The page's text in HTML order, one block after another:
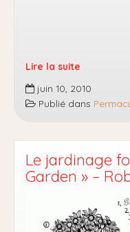
Lire la suite
de
permaculture
juin 10, 2010
Publié dans
Le jardinage
Garden » –